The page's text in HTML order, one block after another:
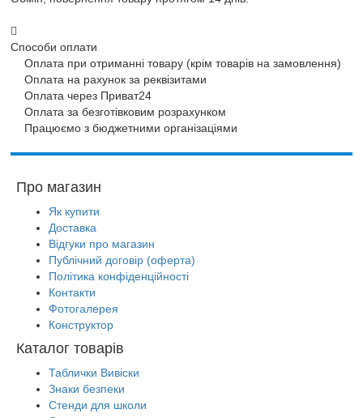
Способи оплати
Оплата при отриманні товару (крім товарів на замовлення)
Оплата на рахунок за реквізитами
Оплата через Приват24
Оплата за безготівковим розрахунком
Працюємо з бюджетними організаціями
Про магазин
Як купити
Доставка
Відгуки про магазин
Публічний договір (оферта)
Політика конфіденційності
Контакти
Фотогалерея
Конструктор
Каталог товарів
Таблички Вивіски
Знаки безпеки
Стенди для школи